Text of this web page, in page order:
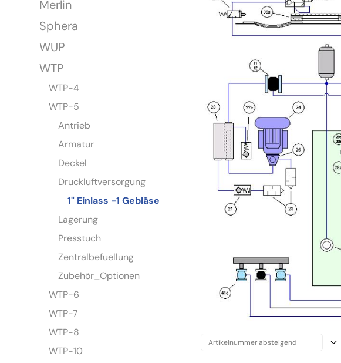
Merlin
Sphera
WUP
WTP
WTP-4
WTP-5
Antrieb
Armatur
Deckel
Druckluftversorgung
1" Einlass -1 Gebläse
Lagerung
Presstuch
Zentralbefuellung
Zubehör_Optionen
WTP-6
WTP-7
WTP-8
WTP-10